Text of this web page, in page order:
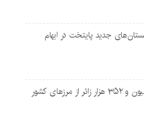
جدید پایتخت در ابهام